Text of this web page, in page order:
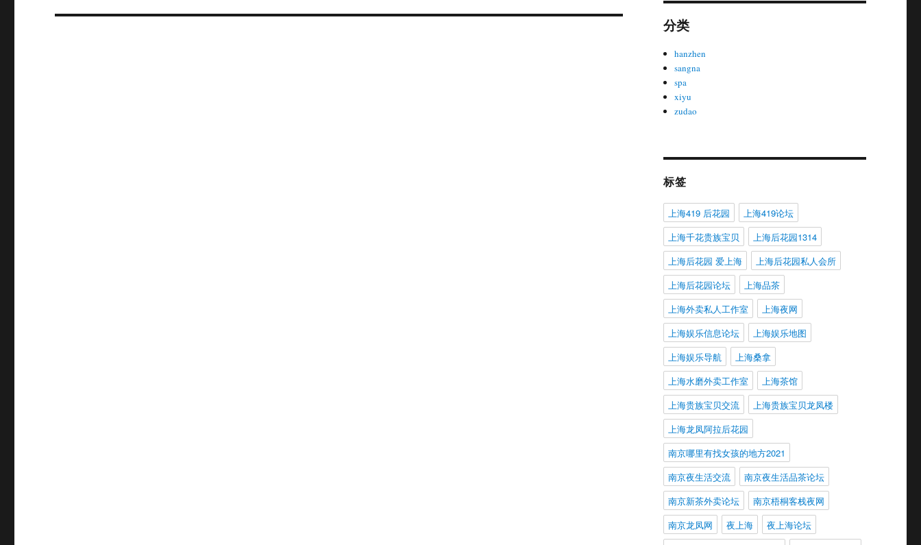
章：
分类
hanzhen
sangna
spa
xiyu
zudao
标签
上海419 后花园
上海419论坛
上海千花贵族宝贝
上海后花园1314
上海后花园 爱上海
上海后花园私人会所
上海后花园论坛
上海品茶
上海外卖私人工作室
上海夜网
上海娱乐信息论坛
上海娱乐地图
上海娱乐导航
上海桑拿
上海水磨外卖工作室
上海茶馆
上海贵族宝贝交流
上海贵族宝贝龙凤楼
上海龙凤阿拉后花园
南京哪里有找女孩的地方2021
南京夜生活交流
南京夜生活品茶论坛
南京新茶外卖论坛
南京梧桐客栈夜网
南京龙凤网
夜上海
夜上海论坛